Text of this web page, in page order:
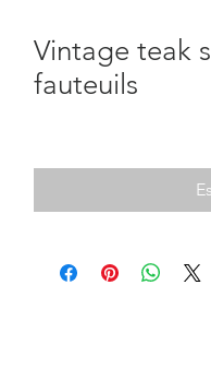
Vintage teak
fauteuils